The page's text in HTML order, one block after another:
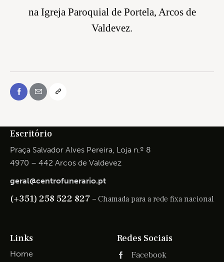
na Igreja Paroquial de Portela, Arcos de
Valdevez.
Escritório
Praça Salvador Alves Pereira, Loja n.º 8
4970 – 442 Arcos de Valdevez
geral@centrofunerario.pt
(+351) 258 522 827 – Chamada para a rede fixa nacional
Links
Home
Redes Sociais
Facebook